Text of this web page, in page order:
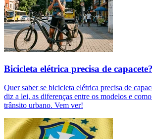
Bicicleta elétrica precisa de
Quer saber se bicicleta elétrica precisa de
diz a lei, as diferenças entre os modelos e
trânsito urbano. Vem ver!